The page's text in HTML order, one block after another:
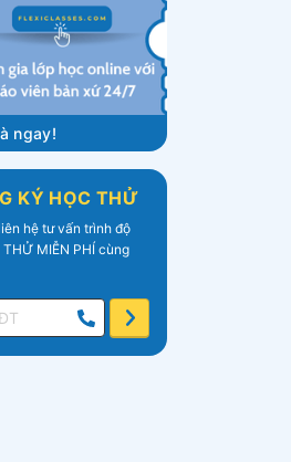
ngay!
KÝ HỌC THỬ
hệ tư vấn trình độ
MIỄN PHÍ cùng